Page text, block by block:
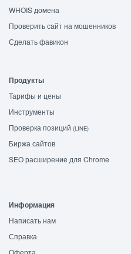
WHOIS домена
Проверить сайт на мошенников
Сделать фавикон
Продукты
Тарифы и цены
Инструменты
Проверка позиций (LINE)
Биржа сайтов
SEO расширение для Chrome
Информация
Написать нам
Справка